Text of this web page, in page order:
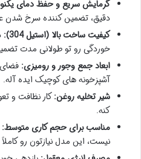
گرمایش سریع و حفظ دمای
دقیق، تضمین کننده سرخ شدن
کیفیت ساخت بالا (استیل 304):
خوردگی رو تو طولانی مدت
ابعاد جمع وجور و رومیزی:
آشپزخونه های کوچیک ایده آله.
شیر تخلیه روغن:کار نظافت و
کنه.
مناسب برای حجم کاری متوسط:
نیست، این مدل نیازتون رو